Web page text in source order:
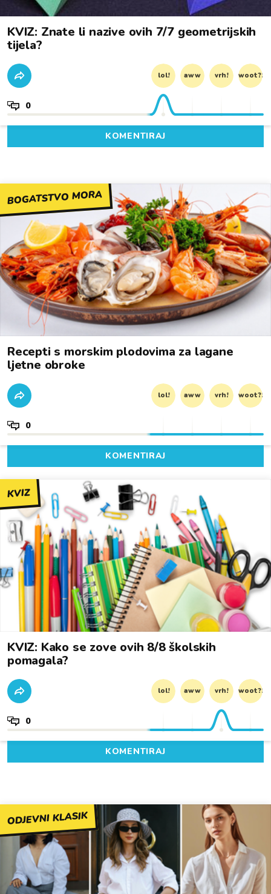
KVIZ: Znate li nazive ovih 7/7 geometrijskih
tijela?
lol! aww vrh! woot?!
0
KOMENTIRAJ
BOGATSTVO MORA
Recepti s morskim plodovima za lagane
ljetne obroke
lol! aww vrh! woot?!
0
KOMENTIRAJ
KVIZ
KVIZ: Kako se zove ovih 8/8 školskih
pomagala?
lol! aww vrh! woot?!
0
KOMENTIRAJ
ODJEVNI KLASIK